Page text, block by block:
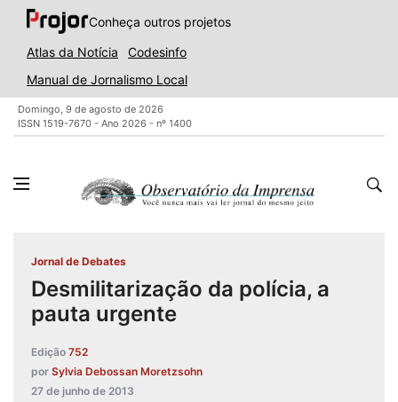
Conheça outros projetos
Atlas da Notícia
Codesinfo
Manual de Jornalismo Local
Domingo, 9 de agosto de 2026
ISSN 1519-7670 - Ano 2026 - nº 1400
Jornal de Debates
Desmilitarização da polícia, a
pauta urgente
Edição 752
por Sylvia Debossan Moretzsohn
27 de junho de 2013